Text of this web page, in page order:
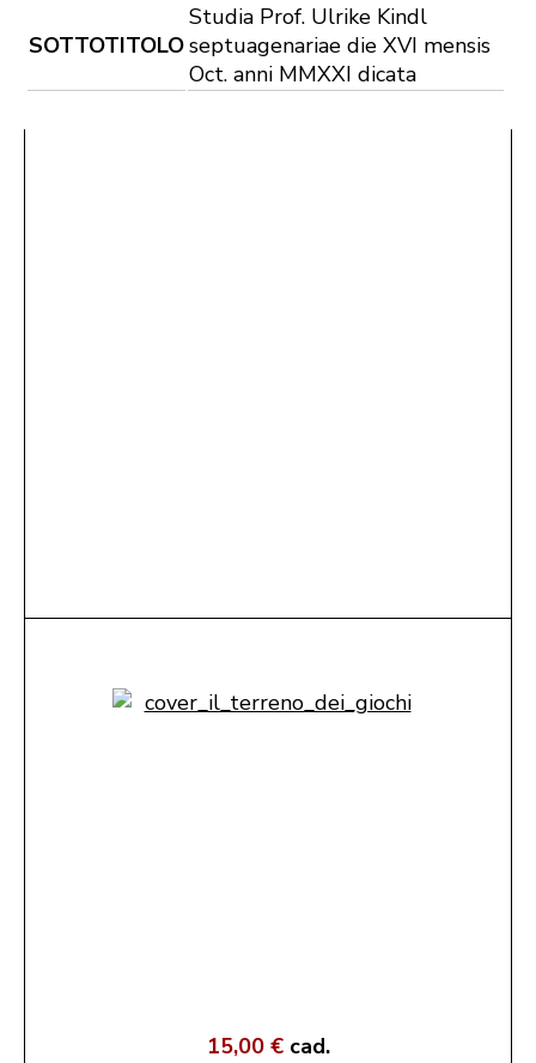
SOTTOTITOLO
Studia Prof. Ulrike Kindl
septuagenariae die XVI mensis
Oct. anni MMXXI dicata
15,00 € cad.